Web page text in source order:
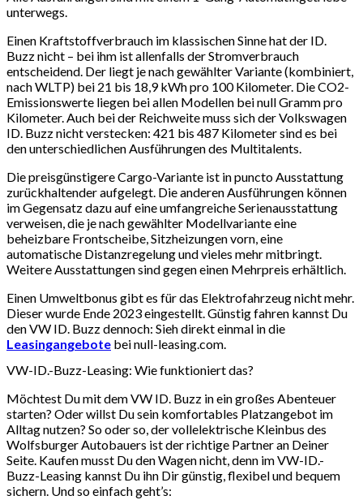
unterwegs.
Einen Kraftstoffverbrauch im klassischen Sinne hat der ID.
Buzz nicht – bei ihm ist allenfalls der Stromverbrauch
entscheidend. Der liegt je nach gewählter Variante (kombiniert,
nach WLTP) bei 21 bis 18,9 kWh pro 100 Kilometer. Die CO2-
Emissionswerte liegen bei allen Modellen bei null Gramm pro
Kilometer. Auch bei der Reichweite muss sich der Volkswagen
ID. Buzz nicht verstecken: 421 bis 487 Kilometer sind es bei
den unterschiedlichen Ausführungen des Multitalents.
Die preisgünstigere Cargo-Variante ist in puncto Ausstattung
zurückhaltender aufgelegt. Die anderen Ausführungen können
im Gegensatz dazu auf eine umfangreiche Serienausstattung
verweisen, die je nach gewählter Modellvariante eine
beheizbare Frontscheibe, Sitzheizungen vorn, eine
automatische Distanzregelung und vieles mehr mitbringt.
Weitere Ausstattungen sind gegen einen Mehrpreis erhältlich.
Einen Umweltbonus gibt es für das Elektrofahrzeug nicht mehr.
Dieser wurde Ende 2023 eingestellt. Günstig fahren kannst Du
den VW ID. Buzz dennoch: Sieh direkt einmal in die
Leasingangebote bei null-leasing.com.
VW-ID.-Buzz-Leasing: Wie funktioniert das?
Möchtest Du mit dem VW ID. Buzz in ein großes Abenteuer
starten? Oder willst Du sein komfortables Platzangebot im
Alltag nutzen? So oder so, der vollelektrische Kleinbus des
Wolfsburger Autobauers ist der richtige Partner an Deiner
Seite. Kaufen musst Du den Wagen nicht, denn im VW-ID.-
Buzz-Leasing kannst Du ihn Dir günstig, flexibel und bequem
sichern. Und so einfach geht’s: